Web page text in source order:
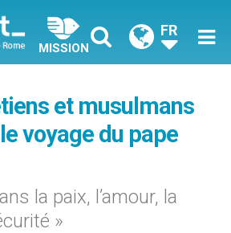
MISSION
FR
et musulmans
voyage du pape
la paix, l’amour, la
»